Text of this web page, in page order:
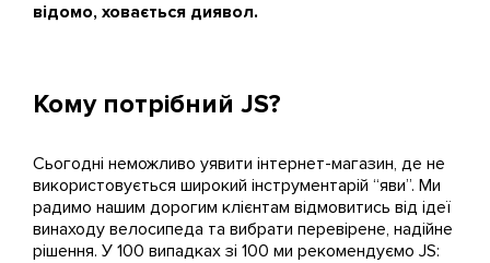
відомо, ховається диявол.
Кому потрібний JS?
Сьогодні неможливо уявити інтернет-магазин, де не
використовується широкий інструментарій “яви”. Ми
радимо нашим дорогим клієнтам відмовитись від ідеї
винаходу велосипеда та вибрати перевірене, надійне
рішення. У 100 випадках зі 100 ми рекомендуємо JS: